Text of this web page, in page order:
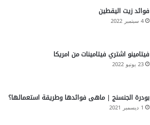
فوائد زيت اليقطين
4 سبتمبر 2022
فيتامينو اشتري فيتامينات من امريكا
23 يونيو 2022
بودرة الجنسنج | ماهى فوائدها وطريقة استعمالها؟
1 ديسمبر 2021